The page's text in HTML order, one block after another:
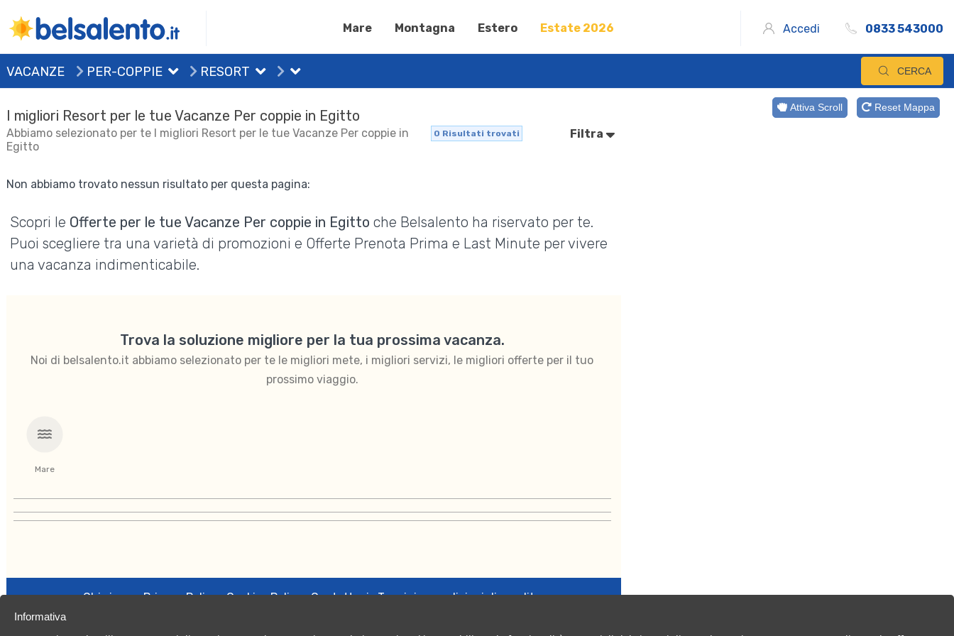
Mare Montagna Estero Estate 2026 Accedi 0833 543000
VACANZE PER-COPPIE RESORT CERCA
I migliori Resort per le tue Vacanze Per coppie in Egitto
Abbiamo selezionato per te I migliori Resort per le tue Vacanze Per coppie in
Egitto
0 Risultati trovati Filtra
Non abbiamo trovato nessun risultato per questa pagina:
Scopri le Offerte per le tue Vacanze Per coppie in Egitto che Belsalento ha riservato per te.
Puoi scegliere tra una varietà di promozioni e Offerte Prenota Prima e Last Minute per vivere
una vacanza indimenticabile.
Trova la soluzione migliore per la tua prossima vacanza.
Noi di belsalento.it abbiamo selezionato per te le migliori mete, i migliori servizi, le migliori offerte per il tuo
prossimo viaggio.
Mare
Chi siamo Privacy Policy Cookies Policy Contattaci Termini e condizioni di vendita
Attiva Scroll Reset Mappa
Informativa